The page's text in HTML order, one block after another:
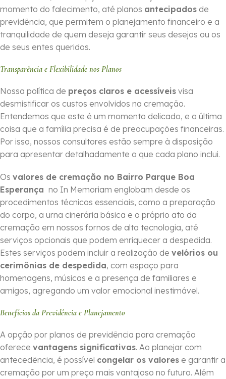
momento do falecimento, até planos antecipados de
previdência, que permitem o planejamento financeiro e a
tranquilidade de quem deseja garantir seus desejos ou os
de seus entes queridos.
Transparência e Flexibilidade nos Planos
Nossa política de preços claros e acessíveis visa
desmistificar os custos envolvidos na cremação.
Entendemos que este é um momento delicado, e a última
coisa que a família precisa é de preocupações financeiras.
Por isso, nossos consultores estão sempre à disposição
para apresentar detalhadamente o que cada plano inclui.
Os valores de cremação no Bairro Parque Boa
Esperança no In Memoriam englobam desde os
procedimentos técnicos essenciais, como a preparação
do corpo, a urna cinerária básica e o próprio ato da
cremação em nossos fornos de alta tecnologia, até
serviços opcionais que podem enriquecer a despedida.
Estes serviços podem incluir a realização de velórios ou
cerimônias de despedida, com espaço para
homenagens, músicas e a presença de familiares e
amigos, agregando um valor emocional inestimável.
Benefícios da Previdência e Planejamento
A opção por planos de previdência para cremação
oferece vantagens significativas. Ao planejar com
antecedência, é possível congelar os valores e garantir a
cremação por um preço mais vantajoso no futuro. Além